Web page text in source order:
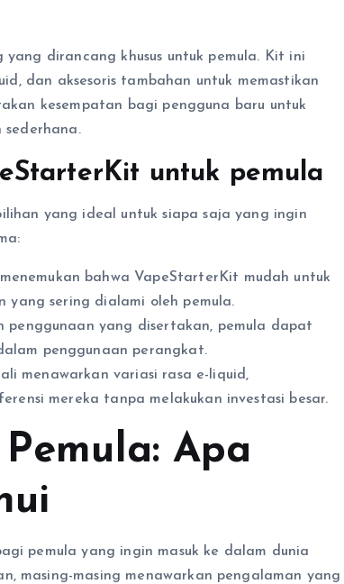
dirancang khusus untuk pemula. Kit ini
dan aksesoris tambahan untuk memastikan
kesempatan bagi pengguna baru untuk
sederhana.
untuk pemula
yang ideal untuk siapa saja yang ingin
bahwa VapeStarterKit mudah untuk
yang sering dialami oleh pemula.
penggunaan yang disertakan, pemula dapat
penggunaan perangkat.
menawarkan variasi rasa e-liquid,
mereka tanpa melakukan investasi besar.
Apa
pemula yang ingin masuk ke dalam dunia
masing-masing menawarkan pengalaman yang